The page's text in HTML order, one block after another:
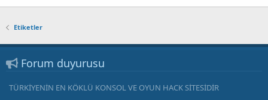
Etiketler
Forum duyurusu
TÜRKİYENİN EN KÖKLÜ KONSOL VE OYUN HACK SİTESİDİR